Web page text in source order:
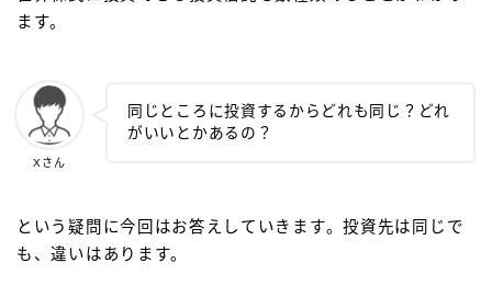
ます。
Xさん
同じところに投資するからどれも同じ？どれ
がいいとかあるの？
という疑問に今回はお答えしていきます。投資先は同じで
も、違いはあります。